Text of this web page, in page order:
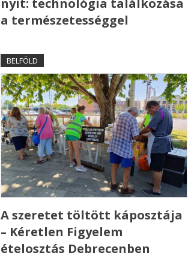
a természetességgel
BELFÖLD
A szeretet töltött káposztája
– Kéretlen Figyelem
ételosztás Debrecenben